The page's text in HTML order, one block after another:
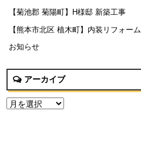
【菊池郡 菊陽町】H様邸 新築工事
【熊本市北区 植木町】内装リフォーム
お知らせ
アーカイブ